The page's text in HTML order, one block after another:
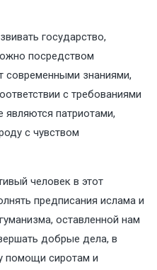
государство,
посредством
современными знаниями,
с требованиями
являются патриотами,
с чувством
человек в этот
предписания ислама и
оставленной нам
добрые дела, в
помощи сиротам и